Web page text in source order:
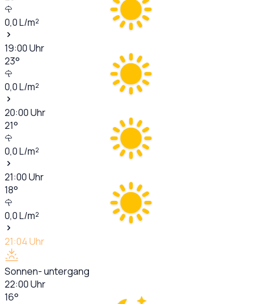
0,0L/m²
19:00Uhr
23°
0,0L/m²
20:00Uhr
21°
0,0L/m²
21:00Uhr
18°
0,0L/m²
21:04Uhr
Sonnen- untergang
22:00Uhr
16°